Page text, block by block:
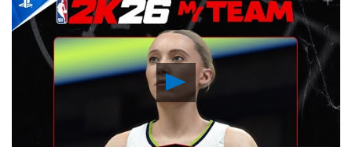
Video
abspielen